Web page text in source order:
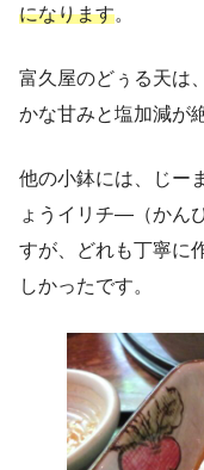
になります。
富久屋のどぅる天は
かな甘みと塩加減が
他の小鉢には、じー
ょうイリチ―（かん
すが、どれも丁寧に
しかったです。